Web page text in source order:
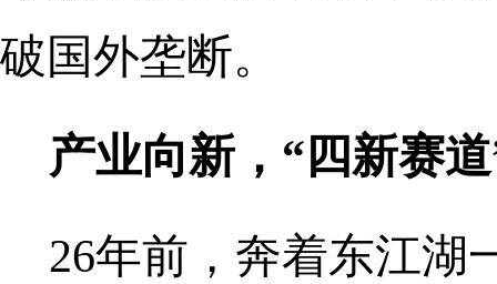
破国外垄断。
产业向新，“四新赛
26年前，奔着东江湖